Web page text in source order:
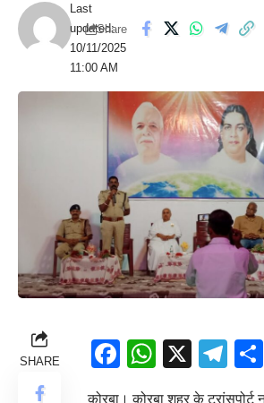
Last
updated:
10/11/2025
11:00 AM
Share
SHARE Facebook
X
कोरबा। कोरबा शहर के ट्रांसपोर्ट